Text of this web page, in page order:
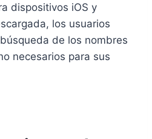
dispositivos iOS y
los usuarios
de los nombres
necesarios para sus